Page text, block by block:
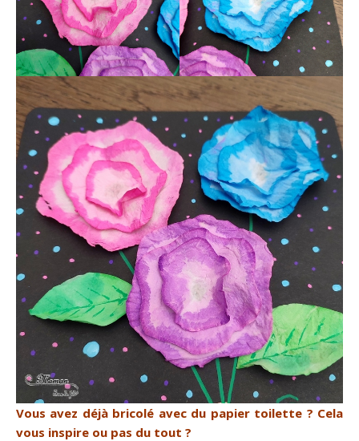
Vous avez déjà bricolé avec du papier toilette ? Cela
vous inspire ou pas du tout ?